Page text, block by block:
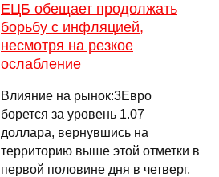
ЕЦБ обещает продолжать
борьбу с инфляцией,
несмотря на резкое
ослабление
Влияние на рынок:3Евро
борется за уровень 1.07
доллара, вернувшись на
территорию выше этой отметки в
первой половине дня в четверг,